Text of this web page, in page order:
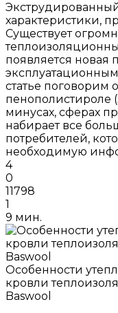
характеристики,
Существует
появляется
статье поговорим
пенополистироле
минусах, сферах
набирает все
потребителей,
необходимую
4
0
11798
1
9 мин.
Особенности
кровли
Baswool